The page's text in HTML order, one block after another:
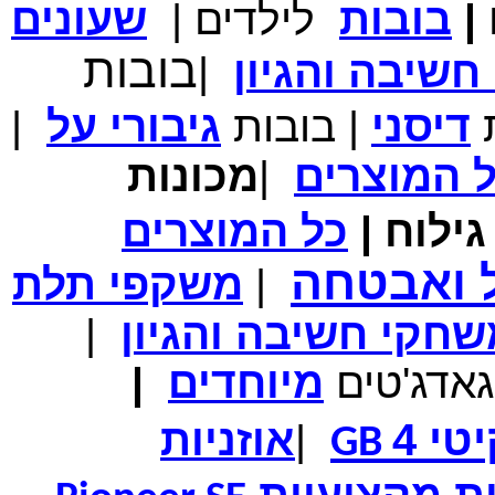
₪700.00 מחיר שוק
משלוח חינם
במבצע תיק לנשיאת מחשב נייד 10.1 אינץ' בצבע ורוד בעל
עיטור פרחוני
₪150.00 מחיר שוק
₪99.00 המחיר שלך
המחיר כולל משלוח :
נרתיק עור יוקרתי עבור אייפוד וידאו 60GB\80GB \שחור
| בובות לילדים |
שעונים
והגיון
|בובות
דיסני | בובות גיבורי על
|
המוצרים |מכונות
| כל המוצרים
ואבטחה | משקפי תלת
חשיבה והגיון
|
גאדג'טים מיוחדים |
4
GB
|אוזניות